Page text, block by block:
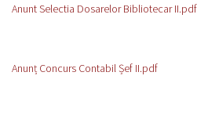
Anunt Selectia Dosarelor Bibliotecar II.pdf
Anunț Concurs Contabil Șef II.pdf